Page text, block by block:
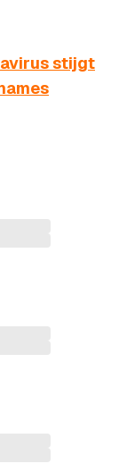
stijgt